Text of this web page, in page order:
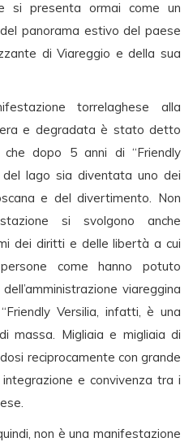
si presenta ormai come un
panorama estivo del paese
di Viareggio e della sua
torrelaghese alla
e degradata è stato detto
dopo 5 anni di “Friendly
lago sia diventata uno dei
e del divertimento. Non
si svolgono anche
dei diritti e delle libertà a cui
come hanno potuto
viareggina
Versilia, infatti, è una
massa. Migliaia e migliaia di
reciprocamente con grande
e convivenza tra i
non è una manifestazione